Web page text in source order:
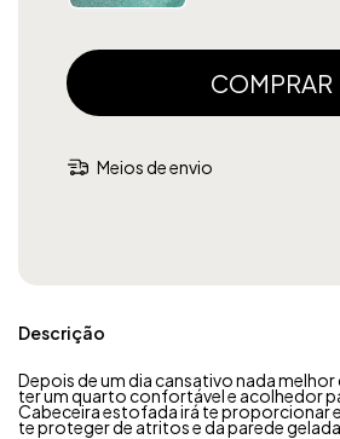
Meios de envio
Descrição
Depois de um dia cansativo nada melhor
ter um quarto confortável e acolhedor
Cabeceira estofada irá te proporcionar
te proteger de atritos e da parede gelada.